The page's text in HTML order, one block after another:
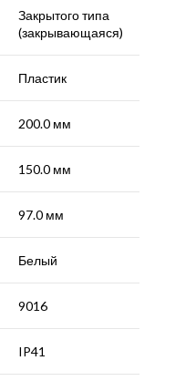
Закрытого типа
(закрывающаяся)
Пластик
200.0 мм
150.0 мм
97.0 мм
Белый
9016
IP41